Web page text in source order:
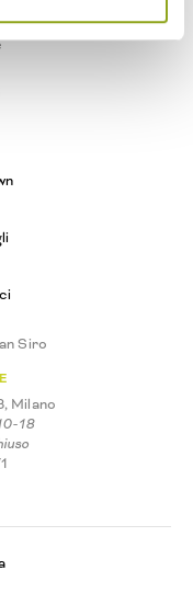
Siro
Milano
18